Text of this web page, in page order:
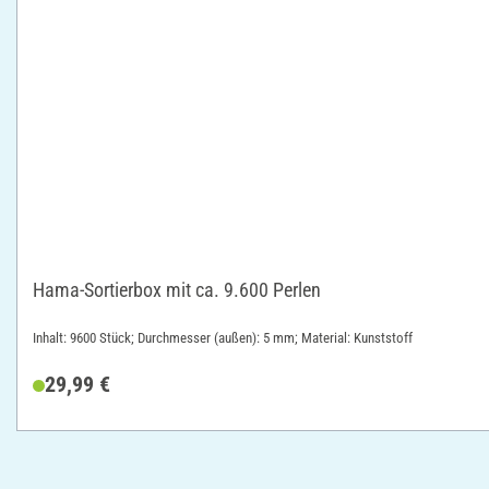
Hama-Sortierbox mit ca. 9.600 Perlen
Inhalt: 9600 Stück; Durchmesser (außen): 5 mm; Material: Kunststoff
29,99 €